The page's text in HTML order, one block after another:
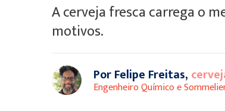
A cerveja fresca carrega o
motivos.
Por Felipe Freitas,
Engenheiro Químico e